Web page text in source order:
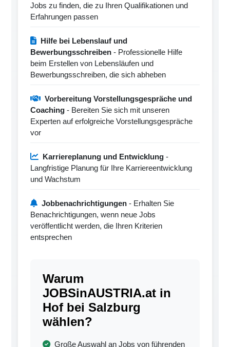
Jobs zu finden, die zu Ihren Qualifikationen und
Erfahrungen passen
Hilfe bei Lebenslauf und
Bewerbungsschreiben - Professionelle Hilfe
beim Erstellen von Lebensläufen und
Bewerbungsschreiben, die sich abheben
Vorbereitung Vorstellungsgespräche und
Coaching - Bereiten Sie sich mit unseren
Experten auf erfolgreiche Vorstellungsgespräche
vor
Karriereplanung und Entwicklung -
Langfristige Planung für Ihre Karriereentwicklung
und Wachstum
Jobbenachrichtigungen - Erhalten Sie
Benachrichtigungen, wenn neue Jobs
veröffentlicht werden, die Ihren Kriterien
entsprechen
Warum
JOBSinAUSTRIA.at in
Hof bei Salzburg
wählen?
Große Auswahl an Jobs von führenden